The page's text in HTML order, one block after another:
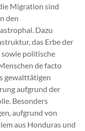
Migration sind
den
Dazu
das Erbe der
sowie politische
de facto
gewalttätigen
aufgrund der
Besonders
aufgrund von
aus Honduras und